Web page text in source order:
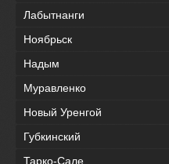
Лабытнанги
Ноябрьск
Надым
Муравленко
Новый Уренгой
Губкинский
Тарко-Сале